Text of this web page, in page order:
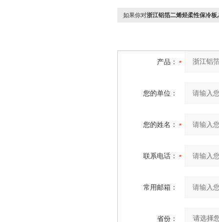
如果你对浙江铝箔二烯烃柔性保冷板
产品：
您的单位：
您的姓名：
联系电话：
常用邮箱：
省份：